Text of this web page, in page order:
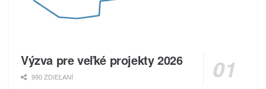
Výzva pre veľké projekty 2026
990 ZDIEĽANÍ